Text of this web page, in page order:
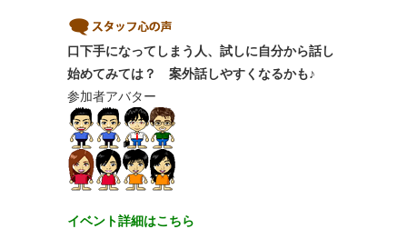
口下手になってしまう人、試しに自分から話し
始めてみては？ 案外話しやすくなるかも♪
参加者アバター
イベント詳細はこちら